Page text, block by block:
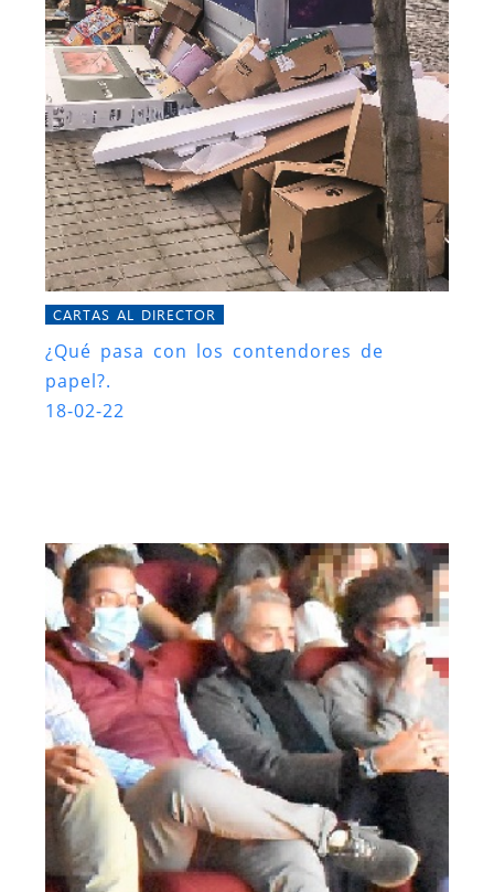
CARTAS AL DIRECTOR
¿Qué pasa con los contendores de
papel?.
18-02-22